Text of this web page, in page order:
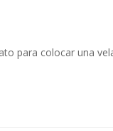
para colocar una